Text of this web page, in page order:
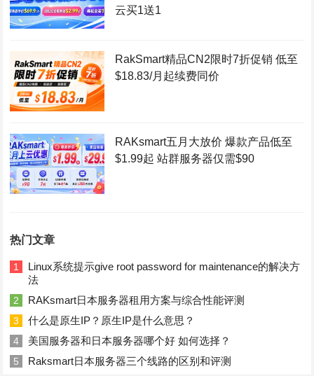
云买1送1
RakSmart精品CN2限时7折促销 低至
$18.83/月起续费同价
RAKsmart五月大放价 爆款产品低至
$1.99起 站群服务器仅需$90
热门文章
1
Linux系统提示give root password for maintenance的解决方
法
2 RAKsmart日本服务器租用方案与综合性能评测
3 什么是原生IP？原生IP是什么意思？
4 美国服务器和日本服务器哪个好 如何选择？
5 Raksmart日本服务器三个线路的区别和评测